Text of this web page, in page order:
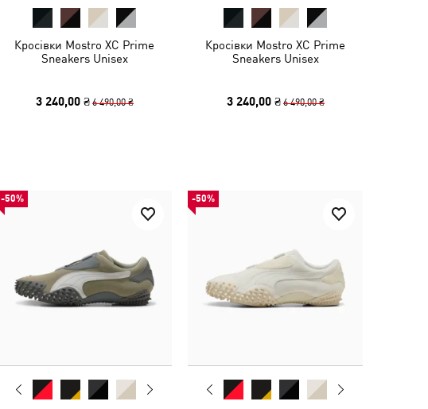
Кросівки Mostro XC Prime
Sneakers Unisex
3 240,00 ₴ 6 490,00 ₴
Кросівки Mostro XC Prime
Sneakers Unisex
3 240,00 ₴ 6 490,00 ₴
-50% -50%